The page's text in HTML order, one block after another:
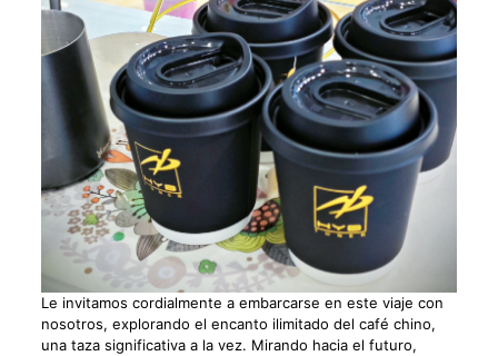
Le invitamos cordialmente a embarcarse en este viaje con
nosotros, explorando el encanto ilimitado del café chino,
una taza significativa a la vez. Mirando hacia el futuro,